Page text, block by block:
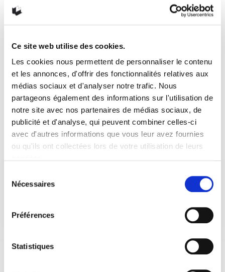
Ce site web utilise des cookies.
Les cookies nous permettent de personnaliser le contenu
et les annonces, d'offrir des fonctionnalités relatives aux
médias sociaux et d'analyser notre trafic. Nous
partageons également des informations sur l'utilisation de
notre site avec nos partenaires de médias sociaux, de
publicité et d'analyse, qui peuvent combiner celles-ci
avec d'autres informations que vous leur avez fournies
ou qu'ils ont collectées lors de votre utilisation de leurs
Nécessaires
Préférences
Statistiques
pour se laisser gagner. D’ailleurs, il est immédiatement
devenu pour moi un coup de cœur. Il s’agit d’un véritable
western. Tout y est : cowboy, indien, désert, chemin de fer,
pratiquement à elle-même, car il n’y a que très peu de texte.
Plusieurs double-pages en sont tout simplement dénuées.
Les quelques lignes qui parsèment le livre sont des
dialogues entre les deux protagonistes, qui viennent
rompre de façon humoristique la tension installée depuis le
début.
11 mai 2018 0 Like